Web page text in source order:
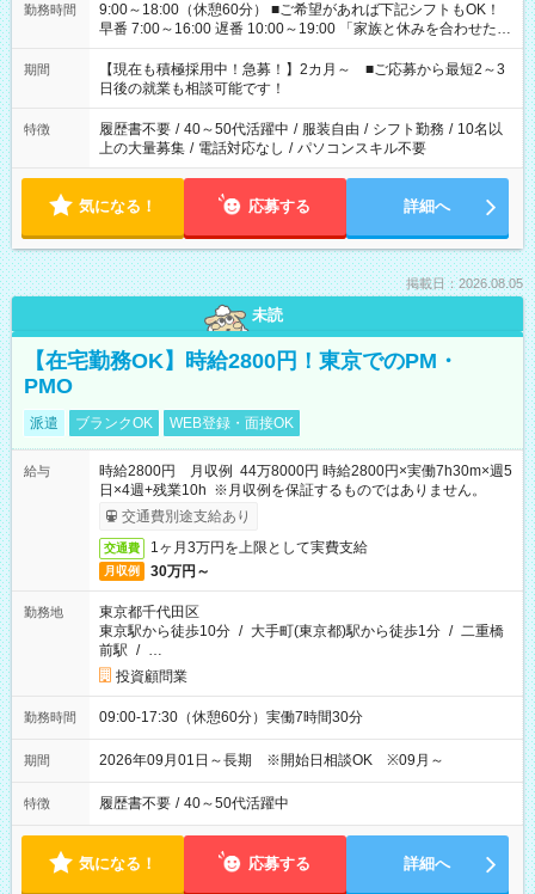
勤務時間
9:00～18:00（休憩60分） ■ご希望があれば下記シフトもOK！
早番 7:00～16:00 遅番 10:00～19:00 「家族と休みを合わせた
い」 「余裕を持って夕飯の準備がしたい」 「できれば残業はし
たくない」 など、ご希望を教えてくださいね。 ※Wワーク希望
の方へ 今ご覧のお仕事で希望する勤務時間と、もう1つのお仕事
の勤務時間。 合計で週40時間を超える場合は応募できません。
期間
【現在も積極採用中！急募！】2カ月～ ■ご応募から最短2～3
日後の就業も相談可能です！
特徴 履歴書不要 / 40～50代活躍中 / 服装自由 / シフト勤務 / 10名以
上の大量募集 / 電話対応なし / パソコンスキル不要
気になる！ 応募する 詳細へ
掲載日：2026.08.05
未読
【在宅勤務OK】時給2800円！東京でのPM・
PMO
派遣 ブランクOK WEB登録・面接OK
給与
時給2800円 月収例 44万8000円 時給2800円×実働7h30m×週5
日×4週+残業10h ※月収例を保証するものではありません。
交通費別途支給あり
交通費 1ヶ月3万円を上限として実費支給
月収例 30万円～
勤務地
東京都千代田区
東京駅から徒歩10分 / 大手町(東京都)駅から徒歩1分 / 二重橋
前駅 / …
投資顧問業
勤務時間 09:00-17:30（休憩60分）実働7時間30分
期間 2026年09月01日～長期 ※開始日相談OK ※09月～
特徴 履歴書不要 / 40～50代活躍中
気になる！ 応募する 詳細へ